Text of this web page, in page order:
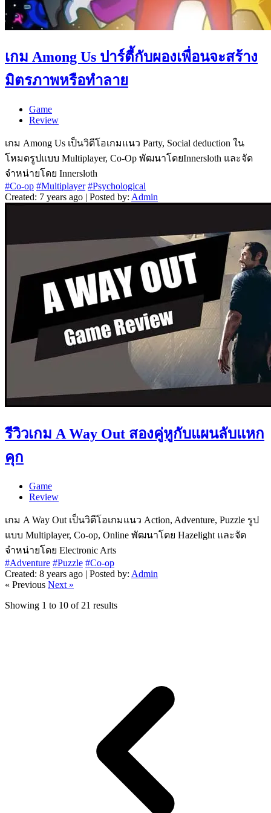
เกม Among Us ปาร์ตี้กับผองเพื่อนจะสร้าง
มิตรภาพหรือทำลาย
Game
Review
เกม Among Us เป็นวิดีโอเกมแนว Party, Social deduction ใน
โหมดรูปแบบ Multiplayer, Co-Op พัฒนาโดยInnersloth และจัด
จำหน่ายโดย Innersloth
#Co-op #Multiplayer #Psychological
Created: 7 years ago | Posted by: Admin
รีวิวเกม A Way Out สองคู่หูกับแผนลับแหก
คุก
Game
Review
เกม A Way Out เป็นวิดีโอเกมแนว Action, Adventure, Puzzle รูป
แบบ Multiplayer, Co-op, Online พัฒนาโดย Hazelight และจัด
จำหน่ายโดย Electronic Arts
#Adventure #Puzzle #Co-op
Created: 8 years ago | Posted by: Admin
« Previous Next »
Showing 1 to 10 of 21 results